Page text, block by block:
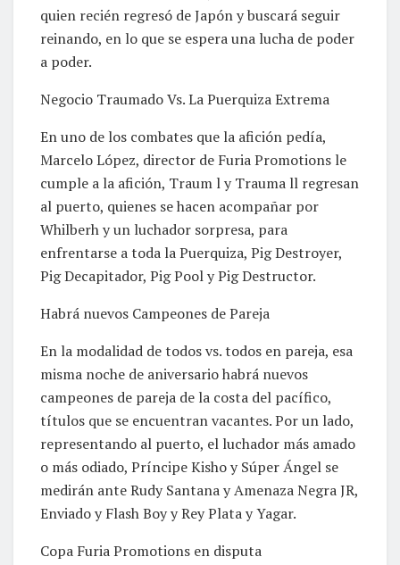
quien recién regresó de Japón y buscará seguir
reinando, en lo que se espera una lucha de poder
a poder.
Negocio Traumado Vs. La Puerquiza Extrema
En uno de los combates que la afición pedía,
Marcelo López, director de Furia Promotions le
cumple a la afición, Traum l y Trauma ll regresan
al puerto, quienes se hacen acompañar por
Whilberh y un luchador sorpresa, para
enfrentarse a toda la Puerquiza, Pig Destroyer,
Pig Decapitador, Pig Pool y Pig Destructor.
Habrá nuevos Campeones de Pareja
En la modalidad de todos vs. todos en pareja, esa
misma noche de aniversario habrá nuevos
campeones de pareja de la costa del pacífico,
títulos que se encuentran vacantes. Por un lado,
representando al puerto, el luchador más amado
o más odiado, Príncipe Kisho y Súper Ángel se
medirán ante Rudy Santana y Amenaza Negra JR,
Enviado y Flash Boy y Rey Plata y Yagar.
Copa Furia Promotions en disputa